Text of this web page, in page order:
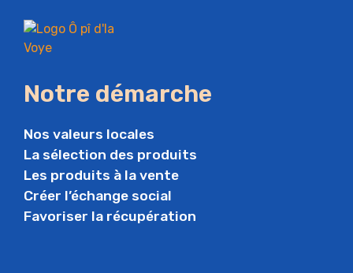
Notre démarche
Nos valeurs locales
La sélection des produits
Les produits à la vente
Créer l’échange social
Favoriser la récupération